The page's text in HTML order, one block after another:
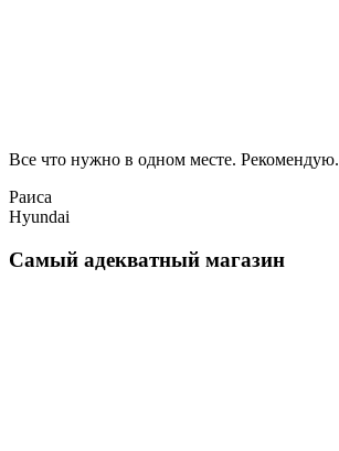
Все что нужно в одном месте. Рекомендую.
Раиса
Hyundai
Самый адекватный магазин